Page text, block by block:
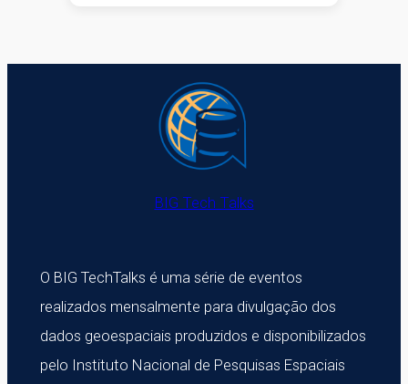
BIG Tech Talks
O BIG TechTalks é uma série de eventos
realizados mensalmente para divulgação dos
dados geoespaciais produzidos e disponibilizados
pelo Instituto Nacional de Pesquisas Espaciais